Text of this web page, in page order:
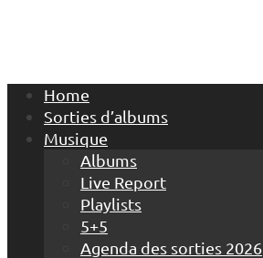
Home
Sorties d’albums
Musique
Albums
Live Report
Playlists
5+5
Agenda des sorties 2026